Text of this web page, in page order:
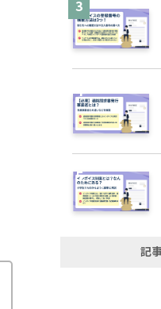
記